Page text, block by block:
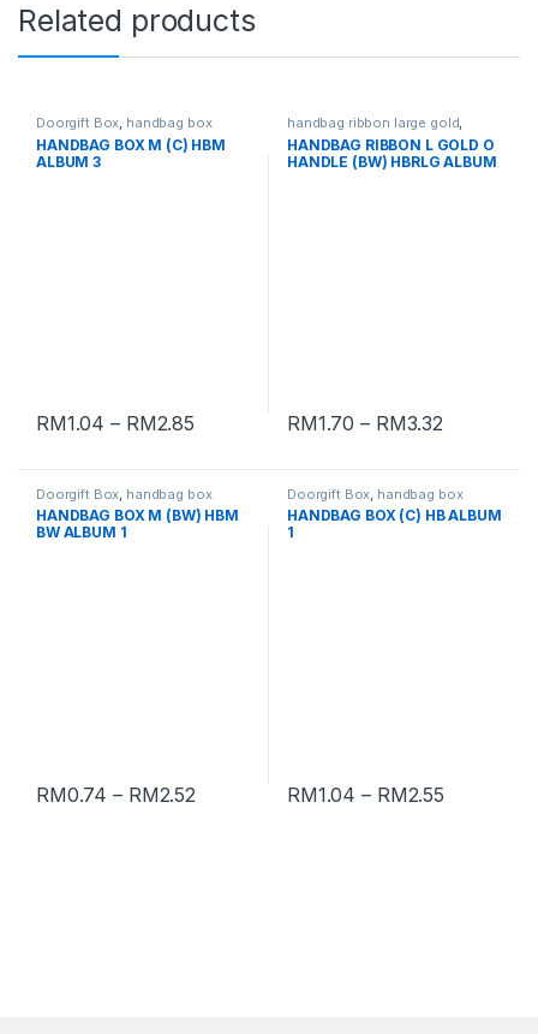
Related products
Doorgift Box, handbag box
HANDBAG BOX M (C) HBM
ALBUM 3
RM1.04 – RM2.85
handbag ribbon large gold,
handbag box
HANDBAG RIBBON L GOLD O
HANDLE (BW) HBRLG ALBUM
RM1.70 – RM3.32
Doorgift Box handbag box
HANDBAG BOX M (BW) HBM
BW ALBUM 1
RM0.74 – RM2.52
Doorgift Box handbag box
HANDBAG BOX (C) HB ALBUM
1
RM1.04 – RM2.55